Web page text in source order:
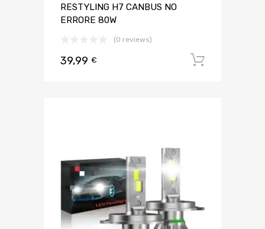
RESTYLING H7 CANBUS NO
ERRORE 80W
(0 reviews)
39,99 €